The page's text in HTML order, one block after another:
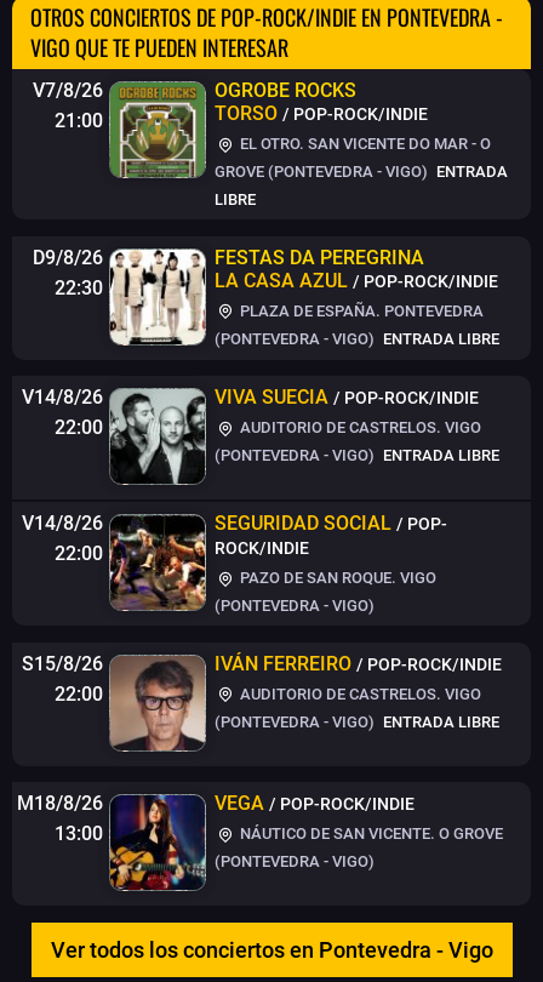
OTROS CONCIERTOS DE POP-ROCK/INDIE EN PONTEVEDRA -
VIGO QUE TE PUEDEN INTERESAR
V7/8/26
21:00
OGROBE ROCKS
TORSO / POP-ROCK/INDIE
EL OTRO. SAN VICENTE DO MAR - O
GROVE (PONTEVEDRA - VIGO) ENTRADA
LIBRE
D9/8/26
22:30
FESTAS DA PEREGRINA
LA CASA AZUL / POP-ROCK/INDIE
PLAZA DE ESPAÑA. PONTEVEDRA
(PONTEVEDRA - VIGO) ENTRADA LIBRE
V14/8/26
22:00
VIVA SUECIA / POP-ROCK/INDIE
AUDITORIO DE CASTRELOS. VIGO
(PONTEVEDRA - VIGO) ENTRADA LIBRE
V14/8/26
22:00
SEGURIDAD SOCIAL / POP-
ROCK/INDIE
PAZO DE SAN ROQUE. VIGO
(PONTEVEDRA - VIGO)
S15/8/26
22:00
IVÁN FERREIRO / POP-ROCK/INDIE
AUDITORIO DE CASTRELOS. VIGO
(PONTEVEDRA - VIGO) ENTRADA LIBRE
M18/8/26
13:00
VEGA / POP-ROCK/INDIE
NÁUTICO DE SAN VICENTE. O GROVE
(PONTEVEDRA - VIGO)
Ver todos los conciertos en Pontevedra - Vigo